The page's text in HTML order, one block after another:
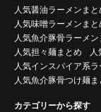
人気醤油ラーメンまと
人気味噌ラーメンまと
人気魚介豚骨ラーメン
人気担々麺まとめ
人
人気インスパイア系
人気魚介豚骨つけ麺ま
カテゴリーから探す